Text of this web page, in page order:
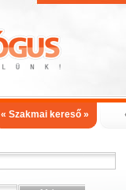
« Szakmai kereső »